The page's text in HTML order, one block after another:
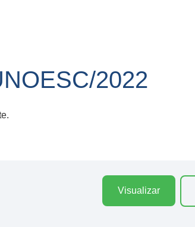
2022
Visualizar